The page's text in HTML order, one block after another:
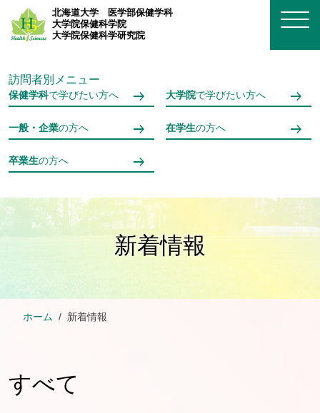
メインコンテンツへスキップ
北海道大学
医学部保健学科
大学院保健科学院
大学院保健科学研究院
訪問者別メニュー
保健学科で学びたい方へ 大学院で学びたい方へ
一般・企業の方へ 在学生の方へ
卒業生の方へ
新着情報
ホーム 新着情報
すべて